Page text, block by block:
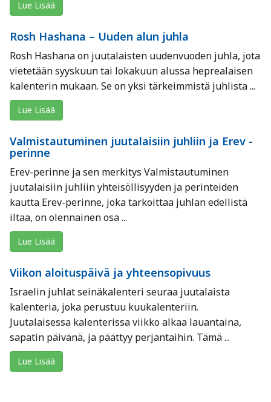
Lue Lisää
Rosh Hashana – Uuden alun juhla
Rosh Hashana on juutalaisten uudenvuoden juhla, jota
vietetään syyskuun tai lokakuun alussa heprealaisen
kalenterin mukaan. Se on yksi tärkeimmistä juhlista ...
Lue Lisää
Valmistautuminen juutalaisiin juhliin ja Erev -
perinne
Erev-perinne ja sen merkitys Valmistautuminen
juutalaisiin juhliin yhteisöllisyyden ja perinteiden
kautta Erev-perinne, joka tarkoittaa juhlan edellistä
iltaa, on olennainen osa ...
Lue Lisää
Viikon aloituspäivä ja yhteensopivuus
Israelin juhlat seinäkalenteri seuraa juutalaista
kalenteria, joka perustuu kuukalenteriin.
Juutalaisessa kalenterissa viikko alkaa lauantaina,
sapatin päivänä, ja päättyy perjantaihin. Tämä ...
Lue Lisää